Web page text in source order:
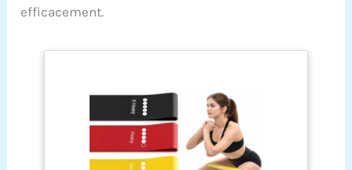
efficacement.